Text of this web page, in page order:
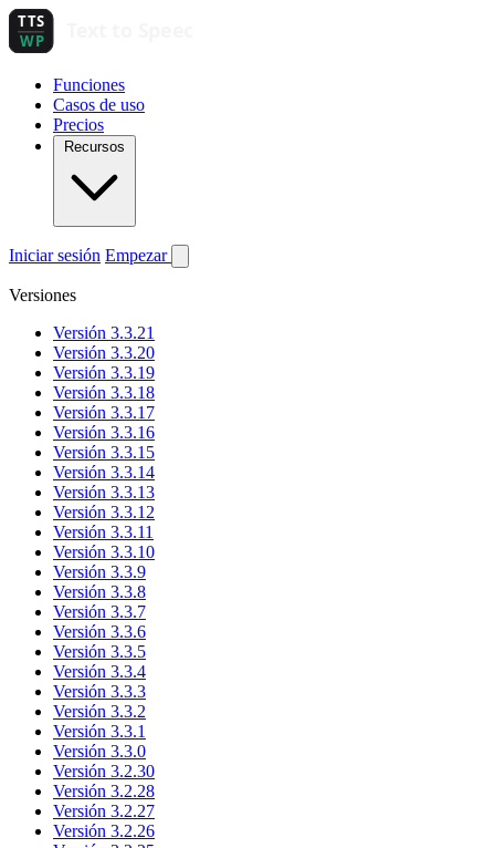
Funciones
Casos de uso
Precios
Recursos
Iniciar sesión Empezar
Versiones
Versión 3.3.21
Versión 3.3.20
Versión 3.3.19
Versión 3.3.18
Versión 3.3.17
Versión 3.3.16
Versión 3.3.15
Versión 3.3.14
Versión 3.3.13
Versión 3.3.12
Versión 3.3.11
Versión 3.3.10
Versión 3.3.9
Versión 3.3.8
Versión 3.3.7
Versión 3.3.6
Versión 3.3.5
Versión 3.3.4
Versión 3.3.3
Versión 3.3.2
Versión 3.3.1
Versión 3.3.0
Versión 3.2.30
Versión 3.2.28
Versión 3.2.27
Versión 3.2.26